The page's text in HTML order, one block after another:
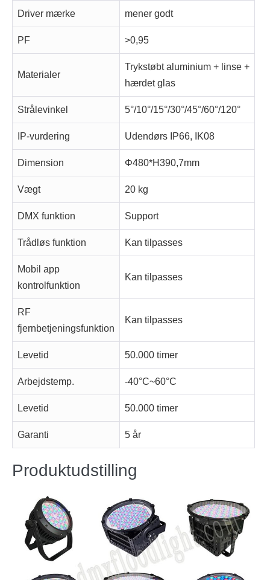
Driver mærke mener godt
PF >0,95
Materialer
Trykstøbt aluminium + linse +
hærdet glas
Strålevinkel 5°/10°/15°/30°/45°/60°/120°
IP-vurdering Udendørs IP66, IK08
Dimension Φ480*H390,7mm
Vægt 20 kg
DMX funktion Support
Trådløs funktion Kan tilpasses
Mobil app
kontrolfunktion
Kan tilpasses
RF
fjernbetjeningsfunktion
Kan tilpasses
Levetid 50.000 timer
Arbejdstemp. -40°C~60°C
Levetid 50.000 timer
Garanti 5 år
Produktudstilling